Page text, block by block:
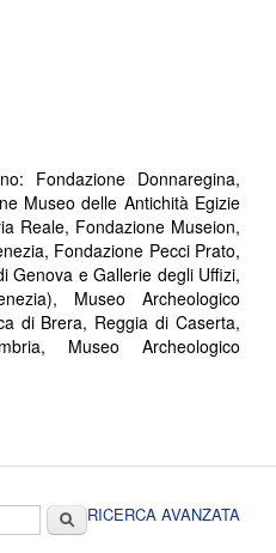
Fondazione Donnaregina,
Museo delle Antichità Egizie
Reale, Fondazione Museion,
Fondazione Pecci Prato,
Genova e Gallerie degli Uffizi,
Museo Archeologico
di Brera, Reggia di Caserta,
Museo Archeologico
CercaRICERCA AVANZATA